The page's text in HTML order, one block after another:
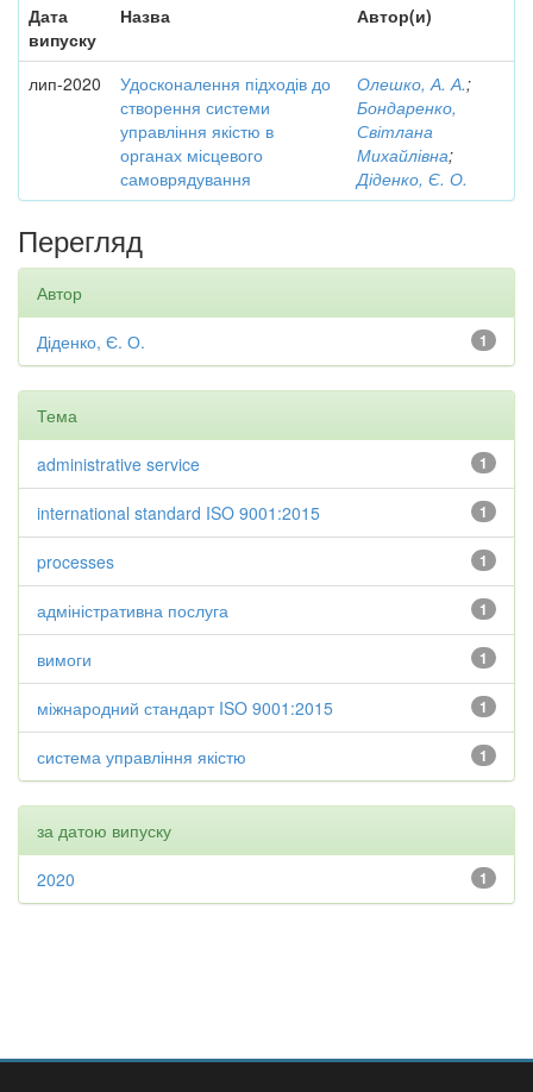
Дата
випуску
Назва Автор(и)
лип-2020
Удосконалення підходів до
створення системи
управління якістю в
органах місцевого
самоврядування
Олешко, А. А.;
Бондаренко,
Світлана
Михайлівна;
Діденко, Є. О.
Перегляд
Автор
1
Діденко, Є. О.
Тема
1
administrative service
1
international standard ISO 9001:2015
1
processes
1
адміністративна послуга
1
вимоги
1
міжнародний стандарт ISO 9001:2015
1
система управління якістю
за датою випуску
1
2020